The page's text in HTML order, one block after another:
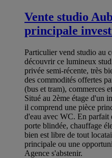
Vente studio
principale
Particulier vend studio au
découvrir ce lumineux
privée semi-récente, très
des commodités offertes
(bus et tram), commerces
Situé au 2ème étage d'un
il comprend une pièce
d'eau avec WC. En parfait
porte blindée, chauffage
bien est libre de tout
principale ou une
Agence s'abstenir.